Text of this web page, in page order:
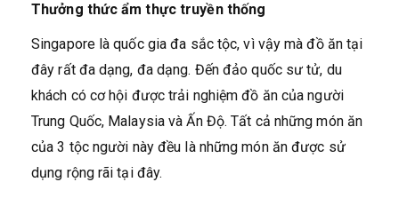
Thưởng thức ẩm thực truyền thống
Singapore là quốc gia đa sắc tộc, vì vậy mà đồ ăn tại
đây rất đa dạng, đa dạng. Đến đảo quốc sư tử, du
khách có cơ hội được trải nghiệm đồ ăn của người
Trung Quốc, Malaysia và Ấn Độ. Tất cả những món ăn
của 3 tộc người này đều là những món ăn được sử
dụng rộng rãi tại đây.